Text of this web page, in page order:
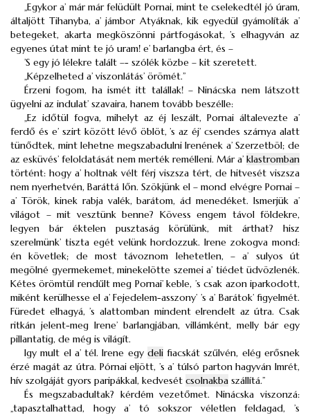
„Egykor a’ már már felüdült Pornai, mint te cselekedtél jó úram,
általjött Tihanyba, a’ jámbor Atyáknak, kik egyedül gyámolíták a’
betegeket, akarta megköszönni pártfogásokat, ’s elhagyván az
egyenes útat mint te jó uram! e’ barlangba ért, és –
’S egy jó lélekre talált –- szólék közbe – kit szeretett.
„Képzelheted a’ viszonlátás’ örömét.”
Érzeni fogom, ha ismét itt talállak! – Ninácska nem látszott
ügyelni az indulat’ szavaira, hanem tovább beszélle:
„Ez időtül fogva, mihelyt az éj leszált, Pornai általevezte a’
ferdő és e’ szirt között lévő öblöt, ’s az éj’ csendes szárnya alatt
tünődtek, mint lehetne megszabadulni Irenének a’ Szerzetböl; de
az esküvés’ feloldatását nem merték remélleni. Már a’ klastromban
történt: hogy a’ holtnak vélt férj viszsza tért, de hitvesét viszsza
nem nyerhetvén, Baráttá lőn. Szökjünk el – mond elvégre Pornai –
a’ Török, kinek rabja valék, barátom, ád menedéket. Ismerjük a’
világot – mit vesztünk benne? Kövess engem távol földekre,
legyen bár éktelen pusztaság körülünk, mit árthat? hisz
szerelmünk’ tiszta egét velünk hordozzuk. Irene zokogva mond:
én követlek; de most távoznom lehetetlen, – a’ sulyos út
megölné gyermekemet, minekelötte szemei a’ tiédet üdvözlenék.
Kétes örömtül rendűlt meg Pornai’ keble, ’s csak azon iparkodott,
miként kerülhesse el a’ Fejedelem-asszony’ ’s a’ Barátok’ figyelmét.
Füredet elhagyá, ’s alattomban mindent elrendelt az útra. Csak
ritkán jelent-meg Irene’ barlangjában, villámként, melly bár egy
pillantatig, de még is világít.
Igy mult el a’ tél. Irene egy delifiacskát szűlvén, elég erősnek
érzé magát az útra. Pórnai eljött, ’s a’ túlsó parton hagyván Imrét,
hív szolgáját gyors paripákkal, kedvesét csolnakba szállítá.”
És megszabadultak? kérdém vezetőmet. Ninácska viszonzá:
„tapasztalhattad, hogy a’ tó sokszor véletlen feldagad, ’s